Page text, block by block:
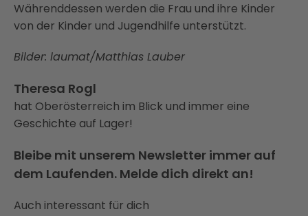
Währenddessen werden die Frau und ihre Kinder
von der Kinder und Jugendhilfe unterstützt.
Bilder: laumat/Matthias Lauber
Theresa Rogl
hat Oberösterreich im Blick und immer eine
Geschichte auf Lager!
Bleibe mit unserem Newsletter immer auf
dem Laufenden. Melde dich direkt an!
Auch interessant für dich